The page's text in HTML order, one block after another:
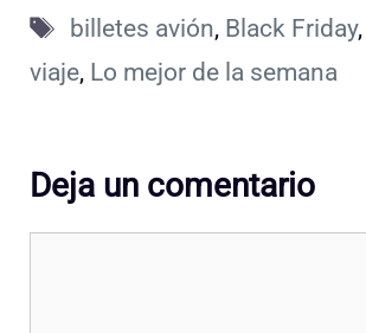
Etiquetas
billetes avión, Black Friday,
viaje, Lo mejor de la semana
Deja un comentario